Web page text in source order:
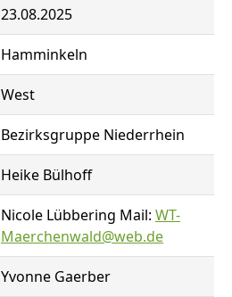
23.08.2025
Hamminkeln
West
Bezirksgruppe Niederrhein
Heike Bülhoff
Nicole Lübbering Mail: WT-
Maerchenwald@web.de
Yvonne Gaerber